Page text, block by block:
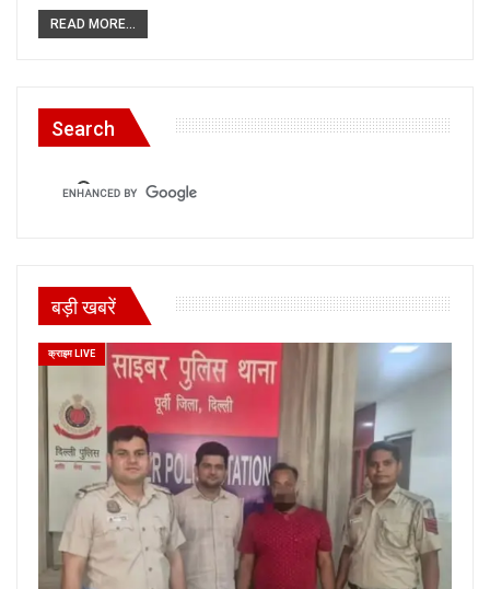
READ MORE...
Search
बड़ी खबरें
क्राइम LIVE